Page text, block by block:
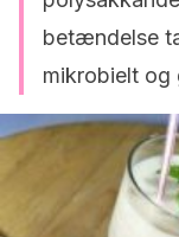
betændelse
mikrobielt og